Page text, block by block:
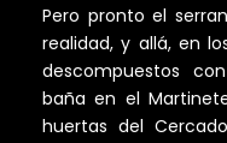
Pero pronto el
realidad, y allá, en
descompuestos
baña en el
huertas del